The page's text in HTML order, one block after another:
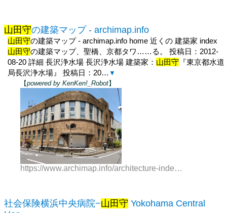
山田守の建築マップ - archimap.info
山田守の建築マップ - archimap.info home 近くの 建築家 index
山田守の建築マップ、聖橋、京都タワ……る。 投稿日：2012-
08-20 詳細 長沢浄水場 長沢浄水場 建築家： 山田守 『東京都水道
局長沢浄水場』 投稿日：20… ▼
【powered by KenKen!_Robot】
https://www.archimap.info/architecture-
社会保険横浜中央病院−山田守 Yokohama Central